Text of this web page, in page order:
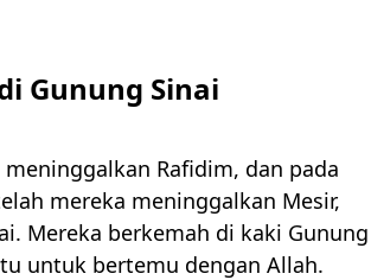
Gunung Sinai
Rafidim, dan pada
mereka meninggalkan Mesir,
Mereka berkemah di kaki Gunung
untuk bertemu dengan Allah.